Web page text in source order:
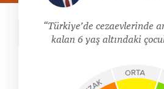
Türkiye’de cezaevlerinde
kalan 6 yaş altındaki